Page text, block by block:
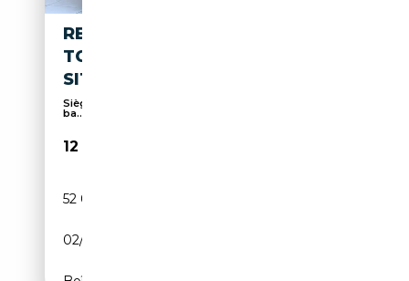
RENAULT GRAND SCENIC 1.2
TCE BOSE EDITION 7-
SITZ/AHK/LED
Sièges électriques, Détecteur de lumière, Porte-
ba...
12 980€
52 000 km
02/2018